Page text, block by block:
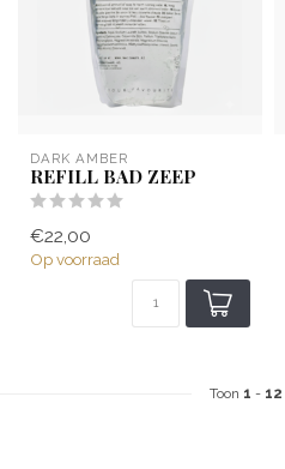
DARK AMBER
REFILL BAD ZEEP
€22,00
Op voorraad
Toon 1 - 12